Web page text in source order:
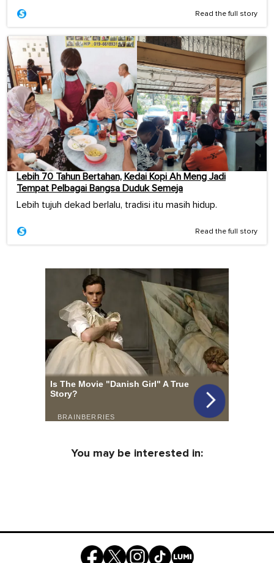
Read the full story
Lebih 70 Tahun Bertahan, Kedai Kopi Ah Meng Jadi
Tempat Pelbagai Bangsa Duduk Semeja
Lebih tujuh dekad berlalu, tradisi itu masih hidup.
Read the full story
You may be interested in: